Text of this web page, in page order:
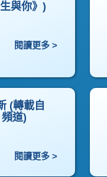
與你》)
閱讀更多 >
(轉載自
道)
閱讀更多 >